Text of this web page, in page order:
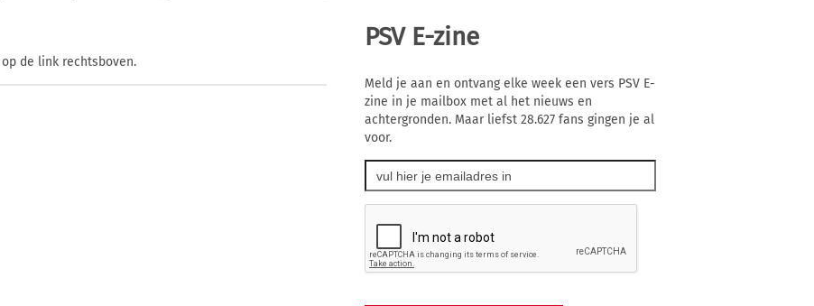
de link rechtsboven.
PSV E-zine
Meld je aan en ontvang elke week een vers PSV E-
zine in je mailbox met al het nieuws en
achtergronden. Maar liefst 28.627 fans gingen je al
voor.